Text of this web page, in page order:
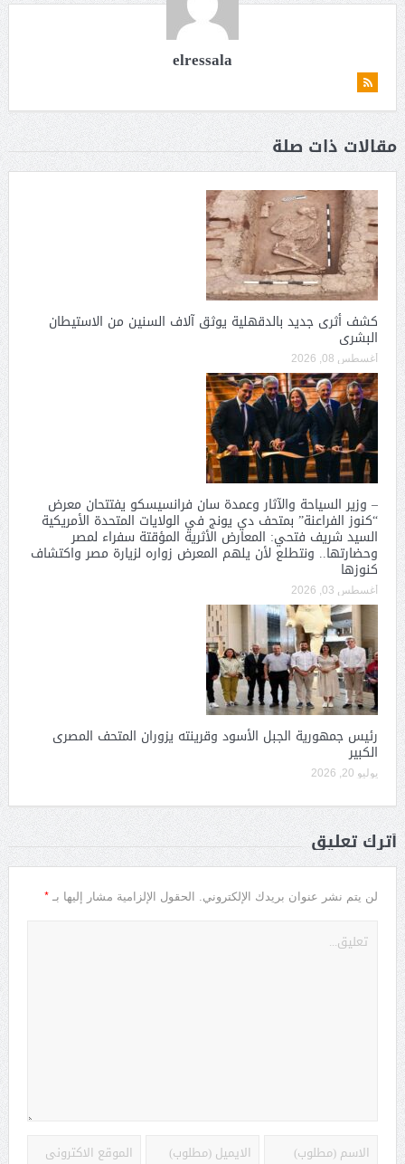
elressala
مقالات ذات صلة
كشف أثرى جديد بالدقهلية يوثق آلاف السنين من الاستيطان
البشرى
أغسطس 08, 2026
– وزير السياحة والآثار وعمدة سان فرانسيسكو يفتتحان معرض
“كنوز الفراعنة” بمتحف دي يونج في الولايات المتحدة الأمريكية
السيد شريف فتحي: المعارض الأثرية المؤقتة سفراء لمصر
وحضارتها.. ونتطلع لأن يلهم المعرض زواره لزيارة مصر واكتشاف
كنوزها
أغسطس 03, 2026
رئيس جمهورية الجبل الأسود وقرينته يزوران المتحف المصرى
الكبير
يوليو 20, 2026
أترك تعليق
لن يتم نشر عنوان بريدك الإلكتروني. الحقول الإلزامية مشار إليها بـ *